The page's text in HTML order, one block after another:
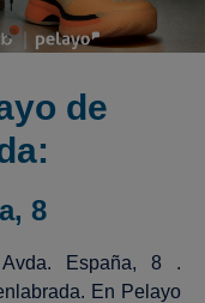
de
8
España, 8 .
En Pelayo